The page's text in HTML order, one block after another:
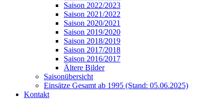
Saison 2022/2023
Saison 2021/2022
Saison 2020/2021
Saison 2019/2020
Saison 2018/2019
Saison 2017/2018
Saison 2016/2017
Ältere Bilder
Saisonübersicht
Einsätze Gesamt ab 1995 (Stand: 05.06.2025)
Kontakt